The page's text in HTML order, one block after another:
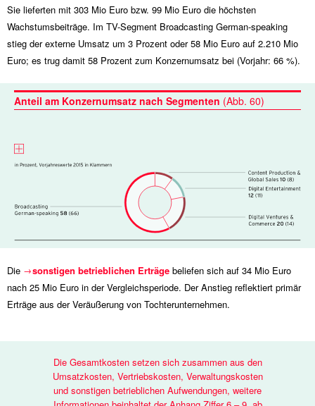
Sie lieferten mit 303 Mio Euro bzw. 99 Mio Euro die höchsten
Wachstumsbeiträge. Im TV-Segment Broadcasting German-speaking
stieg der externe Umsatz um 3 Prozent oder58 Mio Euro auf 2.210 Mio
Euro; es trug damit 58 Prozent zum Konzernumsatz bei (Vorjahr: 66 %).
Anteil am Konzernumsatz nach Segmenten (Abb. 60)
Die sonstigen betrieblichen Erträge beliefen sich auf 34 Mio Euro
nach 25 Mio Euro in der Vergleichsperiode. Der Anstieg reflektiert primär
Erträge aus der Veräußerung von Tochterunternehmen.
Die Gesamtkosten setzen sich zusammen aus den
Umsatzkosten, Vertriebskosten, Verwaltungskosten
und sonstigen betrieblichen Aufwendungen, weitere